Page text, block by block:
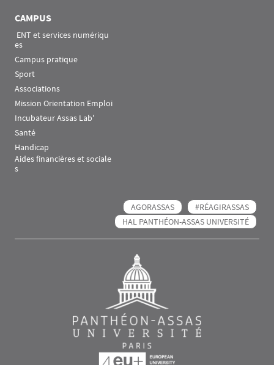
CAMPUS
es
Campus pratique
Sport
Associations
Mission Orientation Emploi
Incubateur Assas Lab'
Santé
Handicap
Aides financières et sociale
s
AGORASSAS
#RÉAGIRASSAS
HAL PANTHÉON-ASSAS UNIVERSITÉ